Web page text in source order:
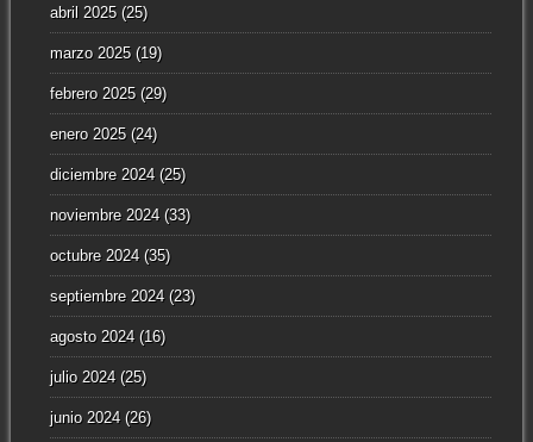
abril 2025(25)
marzo 2025(19)
febrero 2025(29)
enero 2025(24)
diciembre 2024(25)
noviembre 2024(33)
octubre 2024(35)
septiembre 2024(23)
agosto 2024(16)
julio 2024(25)
junio 2024(26)